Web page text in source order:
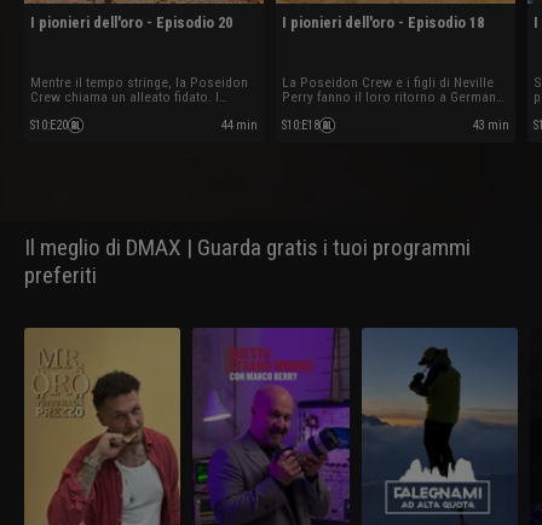
I pionieri dell'oro - Episodio 20
Mentre il tempo stringe, la Poseidon
Crew chiama un alleato fidato. I
frantumare una roccia impenetrabile.
S10:E20 44 min
I pionieri dell'oro - Episodio 18
La Poseidon Crew e i figli di Neville
Perry fanno il loro ritorno a German
guasti per raggiungere il loro
S10:E18 43 min
I
Il meglio di DMAX | Guarda gratis i tuoi programmi
preferiti